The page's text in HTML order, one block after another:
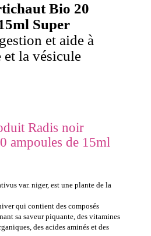
Bio 20
Super
et aide à
et la vésicule
Radis noir
ampoules de 15ml
var. niger, est une plante de la
qui contient des composés
sa saveur piquante, des vitamines
des acides aminés et des